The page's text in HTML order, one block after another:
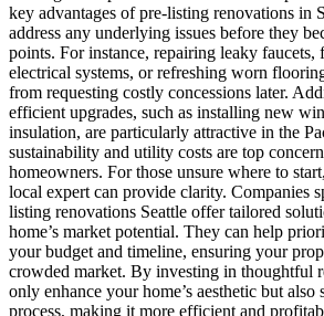
key advantages of pre-listing renovations in
address any underlying issues before they
points. For instance, repairing leaky faucets,
electrical systems, or refreshing worn
from requesting costly concessions later.
efficient upgrades, such as installing new
insulation, are particularly attractive in the
sustainability and utility costs are top
homeowners. For those unsure where to
local expert can provide clarity. Companies
listing renovations Seattle offer tailored
home’s market potential. They can help
your budget and timeline, ensuring your
crowded market. By investing in thoughtful
only enhance your home’s aesthetic but also
process, making it more efficient and